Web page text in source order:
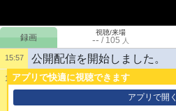
アプリで快適に視聴できます
アプリで開く
視聴/来場
-- / 105 人
15:57 公開配信を開始しました。
15:58